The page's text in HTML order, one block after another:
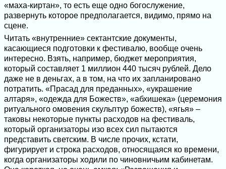
«маха-киртан», то есть еще одно богослужение,
развернуть которое предполагается, видимо, прямо на
сцене.
Читать «внутренние» сектантские документы,
касающиеся подготовки к фестивалю, вообще очень
интересно. Взять, например, бюджет мероприятия,
который составляет 1 миллион 440 тысяч рублей. Дело
даже не в деньгах, а в том, на что их запланировано
потратить. «Прасад для преданных», «украшение
алтаря», «одежда для Божеств», «абхишека» (церемония
ритуального омовения скульптур божеств), «ягья» –
таковы некоторые пункты расходов на фестиваль,
который организаторы изо всех сил пытаются
представить светским. В числе прочих, кстати,
фигурирует и строка расходов, относящаяся ко времени,
когда организаторы ходили по чиновничьим кабинетам.